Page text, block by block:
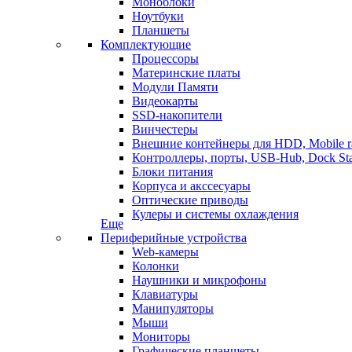
Ноутбуки
Планшеты
Комплектующие
Процессоры
Материнские платы
Модули Памяти
Видеокарты
SSD-накопители
Винчестеры
Внешние контейнеры для HDD, Mobile
Контроллеры, порты, USB-Hub, Dock
Блоки питания
Корпуса и акссесуары
Оптические приводы
Кулеры и системы охлаждения
Еще
Периферийные устройства
Web-камеры
Колонки
Наушники и микрофоны
Клавиатуры
Манипуляторы
Мыши
Мониторы